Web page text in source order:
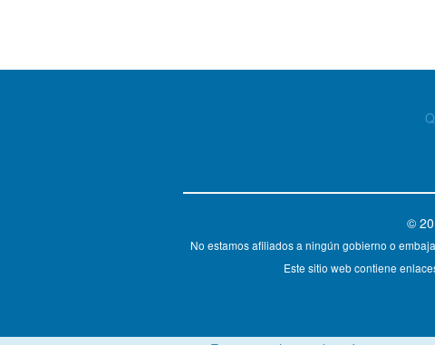
©
No estamos afiliados a ningún gobierno o
Este sitio web contiene